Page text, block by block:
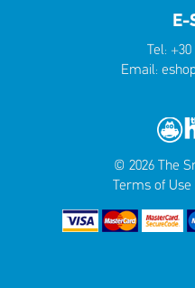
E-
Tel: +30
Email:
© 2026 The
Terms of Use